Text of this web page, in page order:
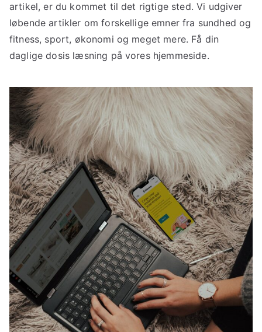
artikel, er du kommet til det rigtige sted. Vi udgiver
løbende artikler om forskellige emner fra sundhed og
fitness, sport, økonomi og meget mere. Få din
daglige dosis læsning på vores hjemmeside.